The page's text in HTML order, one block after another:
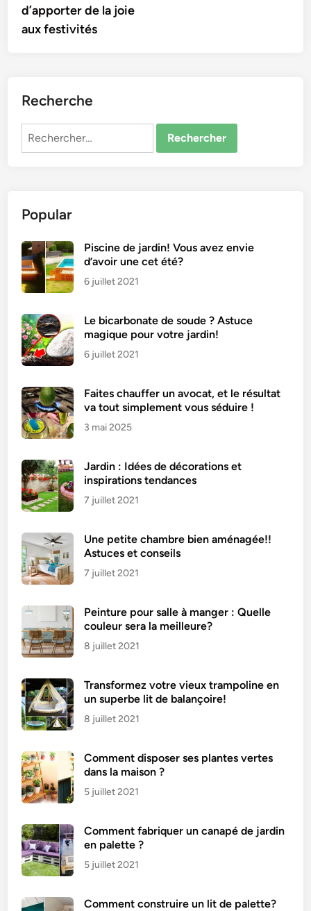
d’apporter de la joie
aux festivités
Recherche
Rechercher :
Popular
Piscine de jardin! Vous avez envie
d’avoir une cet été?
6 juillet 2021
Le bicarbonate de soude ? Astuce
magique pour votre jardin!
6 juillet 2021
Faites chauffer un avocat, et le résultat
va tout simplement vous séduire !
3 mai 2025
Jardin : Idées de décorations et
inspirations tendances
7 juillet 2021
Une petite chambre bien aménagée!!
Astuces et conseils
7 juillet 2021
Peinture pour salle à manger : Quelle
couleur sera la meilleure?
8 juillet 2021
Transformez votre vieux trampoline en
un superbe lit de balançoire!
8 juillet 2021
Comment disposer ses plantes vertes
dans la maison ?
5 juillet 2021
Comment fabriquer un canapé de jardin
en palette ?
5 juillet 2021
Comment construire un lit de palette?